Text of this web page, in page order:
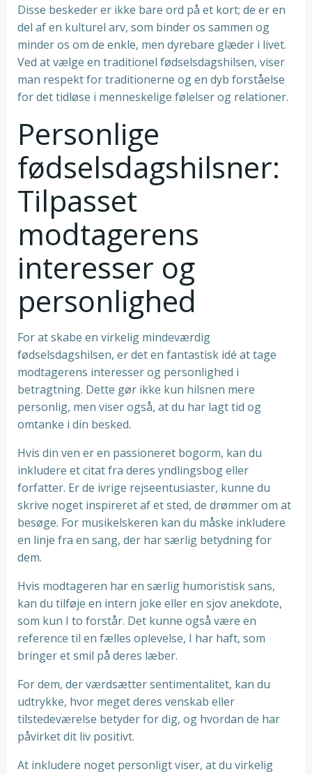
Disse beskeder er ikke bare ord på et kort; de er en
del af en kulturel arv, som binder os sammen og
minder os om de enkle, men dyrebare glæder i livet.
Ved at vælge en traditionel fødselsdagshilsen, viser
man respekt for traditionerne og en dyb forståelse
for det tidløse i menneskelige følelser og relationer.
Personlige
fødselsdagshilsner:
Tilpasset
modtagerens
interesser og
personlighed
For at skabe en virkelig mindeværdig
fødselsdagshilsen, er det en fantastisk idé at tage
modtagerens interesser og personlighed i
betragtning. Dette gør ikke kun hilsnen mere
personlig, men viser også, at du har lagt tid og
omtanke i din besked.
Hvis din ven er en passioneret bogorm, kan du
inkludere et citat fra deres yndlingsbog eller
forfatter. Er de ivrige rejseentusiaster, kunne du
skrive noget inspireret af et sted, de drømmer om at
besøge. For musikelskeren kan du måske inkludere
en linje fra en sang, der har særlig betydning for
dem.
Hvis modtageren har en særlig humoristisk sans,
kan du tilføje en intern joke eller en sjov anekdote,
som kun I to forstår. Det kunne også være en
reference til en fælles oplevelse, I har haft, som
bringer et smil på deres læber.
For dem, der værdsætter sentimentalitet, kan du
udtrykke, hvor meget deres venskab eller
tilstedeværelse betyder for dig, og hvordan de har
påvirket dit liv positivt.
At inkludere noget personligt viser, at du virkelig